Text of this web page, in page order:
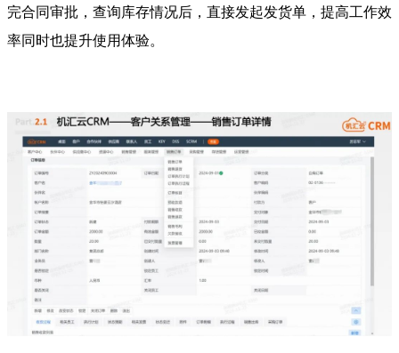
完合同审批，查询库存情况后，直接发起发货单，提高工作效
率同时也提升使用体验。